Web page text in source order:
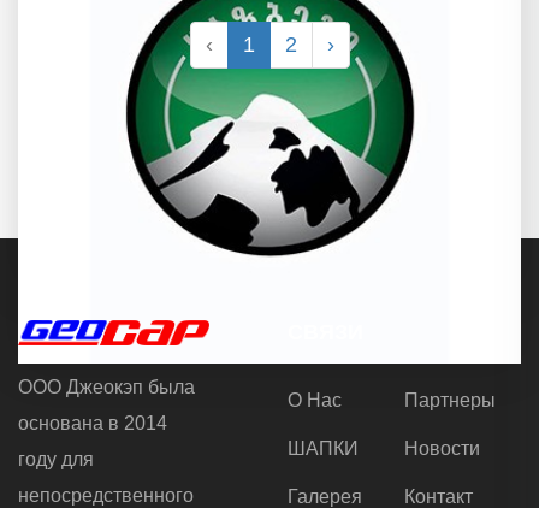
‹ 1 2 ›
ООО Джеокэп была
основана в 2014
году для
непосредственного
О Нас Партнеры
ШАПКИ Новости
Галерея Контакт